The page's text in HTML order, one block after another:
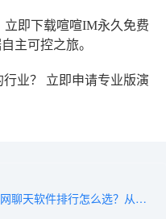
立即下载喧喧IM永久免费
主可控之旅。
业？ 立即申请专业版演
内网聊天软件排行怎么选？从需求梳理到部署验收的5步落地法